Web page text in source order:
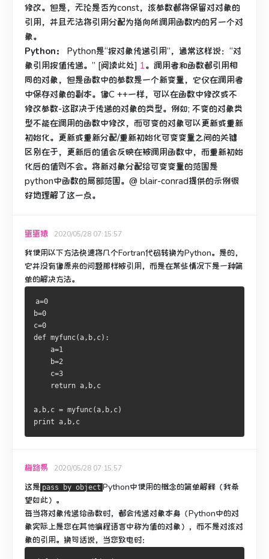
修改。 但是，无论是否为const，该参数都将保留对对象的
引用，并且无法将引用分配为指向所调用函数内的另一个对
象。
Python：
Python是“按对象传递引用”，通常这样说：“对
象引用按值传递。” [阅读此处] 1。 调用者和函数都引用相
同的对象，但是函数中的参数是一个新变量，它仅在调用者
中保存对象的副本。 像C ++一样，可以在函数中修改或不
修改参数-这取决于传递的对象的类型。 例如; 不变的对象类
型不能在调用的函数中修改，而可变的对象可以更新或重新
初始化。 更新或重新分配/重新初始化可变变量之间的关键
区别在于，更新后的值会反映在被调用函数中，而重新初始
化后的值则不会。 将新对象分配给可变变量的范围是
python中函数的局部范围。 @ blair-conrad提供的示例很
好地理解了这一点。
蛋蛋猿 2020/05/28 07:15:57
我使用以下方法快速将几个Fortran代码转换为Python。 是的，
它并没有像原来的问题那样被引用，而是在某些情况下是一种简
单的解决方法。
a=0
b=0
c=0
def myfunc(a, b, c):
    a
=1
    b
=2
    c
=3
return a, b, c
a, b, c = myfunc(a, b, c)
print a, b, c
梅路易 2020/05/28 07:15:57
这是 pass by object Python中使用的概念的简单解释（我希
望如此） 。
每当将对象传递给函数时，都会传递对象本身（Python中的对
象实际上是您在其他编程语言中称为值的对象），而不是对该对
象的引用。 换句话说，当您致电时：